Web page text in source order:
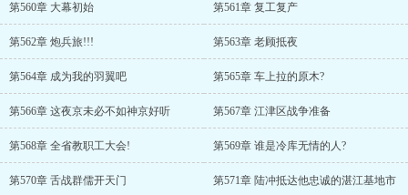
第560章 大幕初始 第561章 复工复产
第562章 炮兵旅!!! 第563章 老顾抵夜
第564章 成为我的羽翼吧 第565章 车上拉的原木?
第566章 这夜京未必不如神京好听 第567章 江津区战争准备
第568章 全省教职工大会! 第569章 谁是冷库无情的人?
第570章 舌战群儒开天门 第571章 陆冲抵达他忠诚的湛江基地市